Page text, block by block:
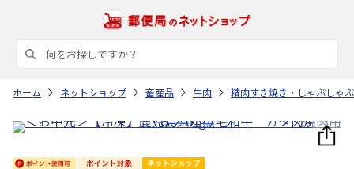
ホーム ネットショップ 畜産品 牛肉 精肉すき焼き・しゃぶしゃ